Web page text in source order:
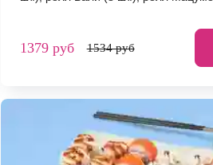
забудьте заказать имбирь, васаби
не входят в стоимость заказа.
может отличаться от фото на сайте.
1379 руб 1534 руб